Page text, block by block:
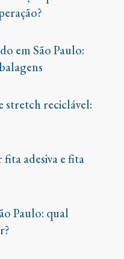
em São Paulo:
stretch reciclável:
adesiva e fita
Paulo: qual